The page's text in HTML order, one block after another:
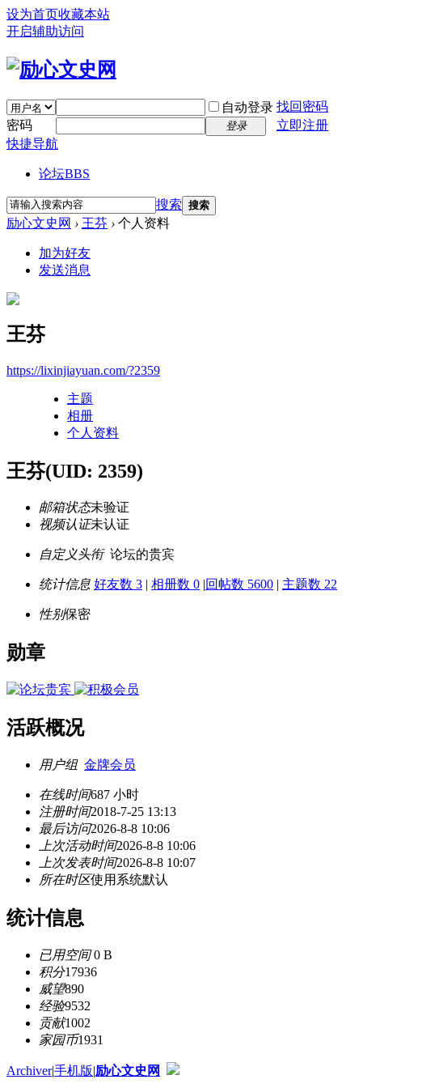
设为首页收藏本站
开启辅助访问
自动登录 找回密码
密码
登录
立即注册
快捷导航
论坛BBS
搜索 搜索
励心文史网 › 王芬 › 个人资料
加为好友
发送消息
王芬
https://lixinjiayuan.com/?2359
主题
相册
个人资料
王芬(UID: 2359)
邮箱状态未验证
视频认证未认证
自定义头衔 论坛的贵宾
统计信息 好友数 3 | 相册数 0 |回帖数 5600 | 主题数 22
性别保密
勋章
活跃概况
用户组 金牌会员
在线时间687 小时
注册时间2018-7-25 13:13
最后访问2026-8-8 10:06
上次活动时间2026-8-8 10:06
上次发表时间2026-8-8 10:07
所在时区使用系统默认
统计信息
已用空间0 B
积分17936
威望890
经验9532
贡献1002
家园币1931
Archiver|手机版|励心文史网